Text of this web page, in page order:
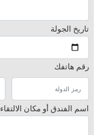
تاريخ الجولة
رقم هاتفك
اسم الفندق أو مكان الالتقاء